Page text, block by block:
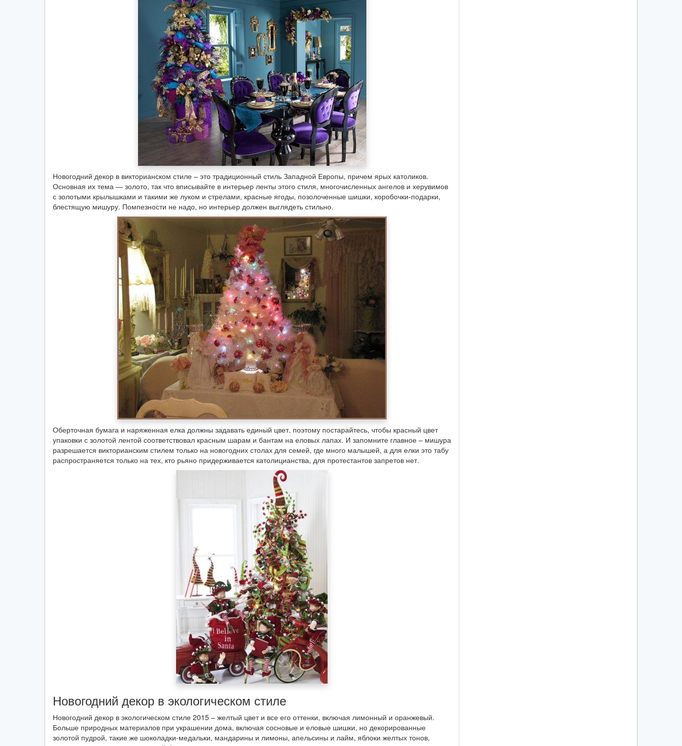
Новогодний декор в викторианском стиле – это традиционный стиль Западной Европы, причем ярых католиков.
Основная их тема — золото, так что вписывайте в интерьер ленты этого стиля, многочисленных ангелов и херувимов
с золотыми крылышками и такими же луком и стрелами, красные ягоды, позолоченные шишки, коробочки-подарки,
блестящую мишуру. Помпезности не надо, но интерьер должен выглядеть стильно.
Оберточная бумага и наряженная елка должны задавать единый цвет, поэтому постарайтесь, чтобы красный цвет
упаковки с золотой лентой соответствовал красным шарам и бантам на еловых лапах. И запомните главное – мишура
разрешается викторианским стилем только на новогодних столах для семей, где много малышей, а для елки это табу
распространяется только на тех, кто рьяно придерживается католицианства, для протестантов запретов нет.
Новогодний декор в экологическом стиле
Новогодний декор в экологическом стиле 2015 – желтый цвет и все его оттенки, включая лимонный и оранжевый.
Больше природных материалов при украшении дома, включая сосновые и еловые шишки, но декорированные
золотой пудрой, такие же шоколадки-медальки, мандарины и лимоны, апельсины и лайм, яблоки желтых тонов,